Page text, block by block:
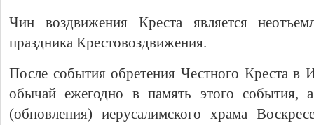
Чин воздвижения Креста является
праздника Крестовоздвижения.
После события обретения Честного Креста в
обычай ежегодно в память этого события,
(обновления) иерусалимского храма